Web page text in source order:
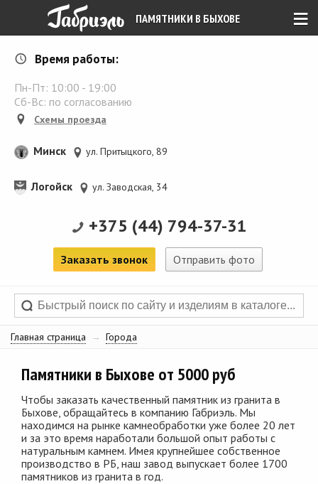
≡
ПАМЯТНИКИ В БЫХОВЕ
Время работы:
Пн-Пт: 10:00 - 19:00
Сб-Вс: по согласованию
Схемы проезда
Минск ул. Притыцкого, 89
Логойск ул. Заводская, 34
+375 (44) 794-37-31
Заказать звонок Отправить фото
Главная страница → Города
Памятники в Быхове от 5000 руб
Чтобы заказать качественный памятник из гранита в
Быхове, обращайтесь в компанию Габриэль. Мы
находимся на рынке камнеобработки уже более 20 лет
и за это время наработали большой опыт работы с
натуральным камнем. Имея крупнейшее собственное
производство в РБ, наш завод выпускает более 1700
памятников из гранита в год.